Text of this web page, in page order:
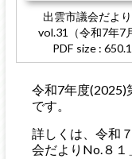
出雲市議会だよ
vol.31（令和7年7
PDF size :
令和7年度(2025)
です。
詳しくは、令和
会だよりNo.８１